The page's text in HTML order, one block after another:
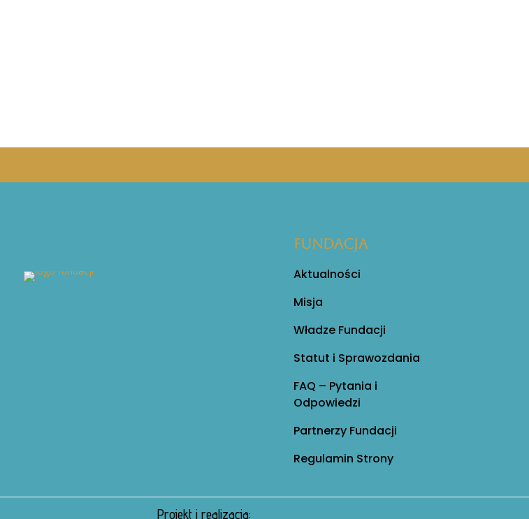
FUNDACJA
Aktualności
Misja
Władze Fundacji
Statut i Sprawozdania
FAQ – Pytania i
Odpowiedzi
Partnerzy Fundacji
Regulamin Strony
Projekt i realizacja: